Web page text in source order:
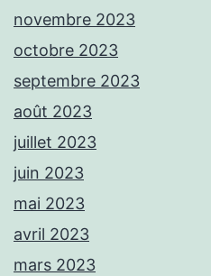
novembre 2023
octobre 2023
septembre 2023
août 2023
juillet 2023
juin 2023
mai 2023
avril 2023
mars 2023